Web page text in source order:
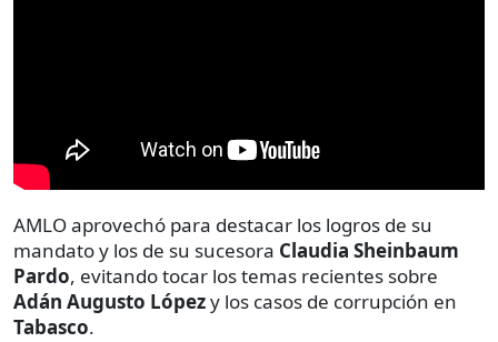
AMLO aprovechó para destacar los logros de su
mandato y los de su sucesora Claudia Sheinbaum
Pardo, evitando tocar los temas recientes sobre
Adán Augusto Lópezy los casos de corrupción en
Tabasco.